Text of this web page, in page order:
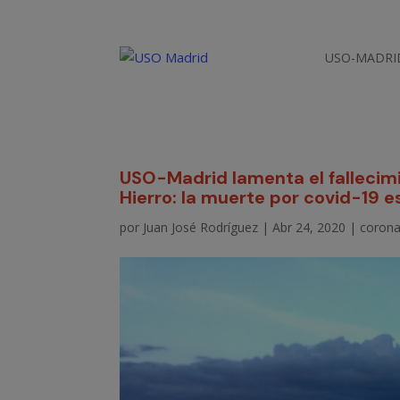
USO-
USO-Madrid lamenta el
Hierro: la muerte por covid-19
por Juan José Rodríguez |Abr 24, 2020 |